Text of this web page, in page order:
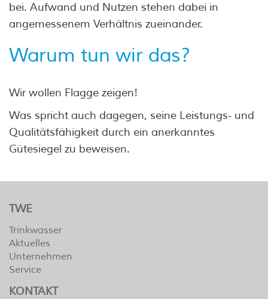
bei. Aufwand und Nutzen stehen dabei in
angemessenem Verhältnis zueinander.
Warum tun wir das?
Wir wollen Flagge zeigen!
Was spricht auch dagegen, seine Leistungs- und
Qualitätsfähigkeit durch ein anerkanntes
Gütesiegel zu beweisen.
TWE
Trinkwasser
Aktuelles
Unternehmen
Service
KONTAKT